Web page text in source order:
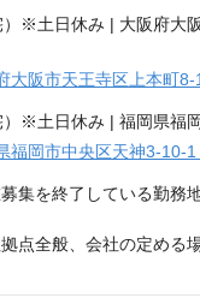
大阪市天王寺区上本町8-
福岡市中央区天神3-10-1
集を終了している勤務
拠点全般、会社の定める